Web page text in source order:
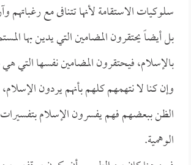
سلوكيات الاستقامة لأنها تتنافى مع
بل أيضاً يحتقرون المضامين التي يدين بها
بالإسلام، فيحتقرون المضامين نفسها التي
وإن كنا لا نتهمهم كلهم بأنهم يردون
الظن ببعضهم فهم يفسرون الإسلام
الوهمية.